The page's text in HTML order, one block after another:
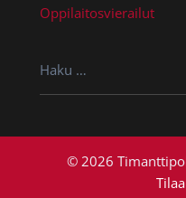
Oppilaitosvierailut
Haku:
© 2026